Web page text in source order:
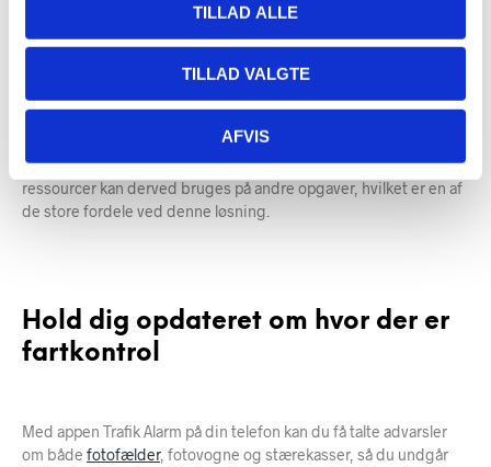
TILLAD ALLE
TILLAD VALGTE
AFVIS
pengemaskiner, da de kun bliver opsat på særligt farlige
strækninger. For at øge trafiksikkerheden bliver der derfor opsat
tydelig skiltning, der advarer bilisten om fartkontrollen. Dette
gøres som en præventiv løsning for at nedbringe antallet af
ulykker.
Fartkontrollerne er ubemandede, hvilket betyder at politiet ikke
skal bruge ligeså mange ressourcer på disse opgaver. Politiets
ressourcer kan derved bruges på andre opgaver, hvilket er en af
de store fordele ved denne løsning.
Hold dig opdateret om hvor der er
fartkontrol
Med appen Trafik Alarm på din telefon kan du få talte advarsler
om både fotofælder, fotovogne og stærekasser, så du undgår